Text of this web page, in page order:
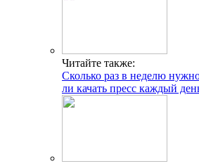
Читайте также:
Сколько раз в неделю
ли качать пресс каждый